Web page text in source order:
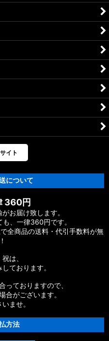
イト
について
360円
お届け致します。
、一律360円です。
全商品の送料・代引手数料が無
は、
ております。
っておりますので、
合がございます。
ませ。
方法